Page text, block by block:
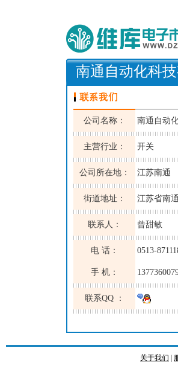
南通自动化科
公司名称： 南通自动
主营行业： 开关
公司所在地： 江苏南通
街道地址： 江苏省南
联系人： 曾甜敏
电 话： 0513-
手 机：
联系QQ ：
关于我们